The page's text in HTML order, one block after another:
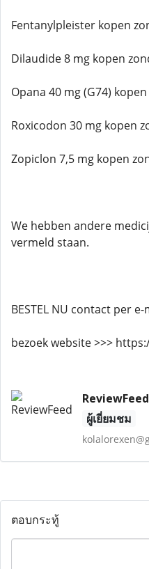
Fentanylpleister kopen
Dilaudide 8 mg kopen
Opana 40 mg (G74)
Roxicodon 30 mg kopen
Zopiclon 7,5 mg kopen
We hebben andere
vermeld staan.
BESTEL NU contact per
bezoek website >>>
ReviewFeed
ผู้เยี่ยมชม
ตอบกระทู้